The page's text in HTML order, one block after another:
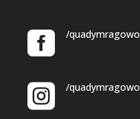
/quadymragowo
/quadymragowo